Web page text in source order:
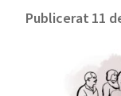
Publicerat 11